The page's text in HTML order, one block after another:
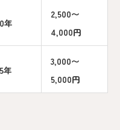
年
2,500〜
4,000円
年
3,000〜
5,000円